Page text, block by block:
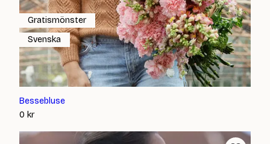
Bessebluse
0 kr
Gratismönster
Svenska